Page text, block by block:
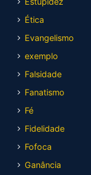
Ética
Evangelismo
exemplo
Falsidade
Fanatismo
Fé
Fidelidade
Fofoca
Ganância